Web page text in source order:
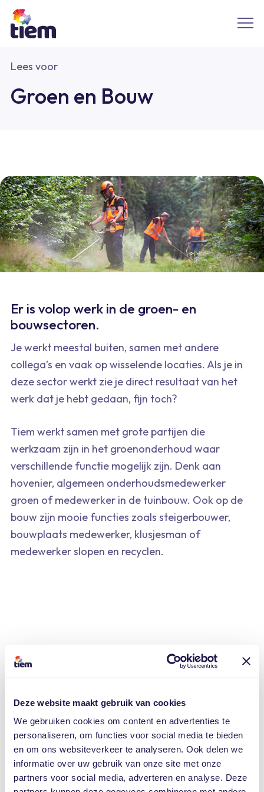
Deze website maakt gebruik van cookies
We gebruiken cookies om content en advertenties te
personaliseren, om functies voor social media te bieden
en om ons websiteverkeer te analyseren. Ook delen we
informatie over uw gebruik van onze site met onze
partners voor social media, adverteren en analyse. Deze
Lees voor
Groen en Bouw
Er is volop werk in de groen- en
bouwsectoren.
Je werkt meestal buiten, samen met andere
collega’s en vaak op wisselende locaties. Als je in
deze sector werkt zie je direct resultaat van het
werk dat je hebt gedaan, fijn toch?
Tiem werkt samen met grote partijen die
werkzaam zijn in het groenonderhoud waar
verschillende functie mogelijk zijn. Denk aan
hovenier, algemeen onderhoudsmedewerker
groen of medewerker in de tuinbouw. Ook op de
bouw zijn mooie functies zoals steigerbouwer,
bouwplaats medewerker, klusjesman of
medewerker slopen en recyclen.